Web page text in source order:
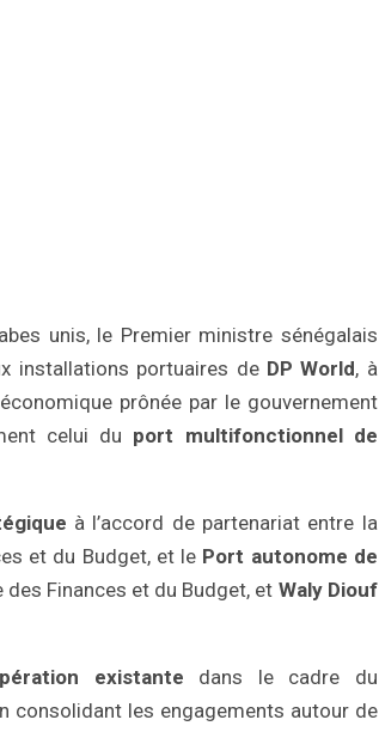
unis, le Premier ministre sénégalais
installations portuaires de DP World, à
prônée par le gouvernement
celui du port multifonctionnel de
à l’accord de partenariat entre la
et du Budget, et le Port autonome de
des Finances et du Budget, et Waly Diouf
existante dans le cadre du
consolidant les engagements autour de